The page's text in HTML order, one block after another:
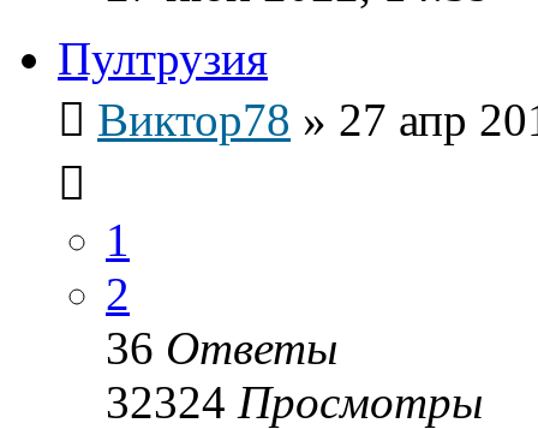
Пултрузия
Виктор78 » 27 апр
1
2
36 Ответы
32324 Просмотры